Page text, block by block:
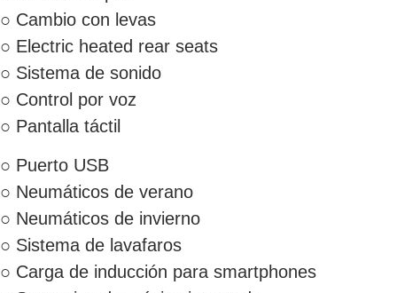
○ Cambio con levas
○ Electric heated rear seats
○ Sistema de sonido
○ Control por voz
○ Pantalla táctil
○ Puerto USB
○ Neumáticos de verano
○ Neumáticos de invierno
○ Sistema de lavafaros
○ Carga de inducción para smartphones